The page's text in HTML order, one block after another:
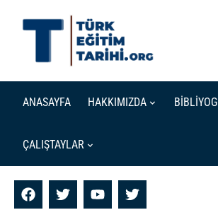
ANASAYFA HAKKIMIZDA
ÇALIŞTAYLAR